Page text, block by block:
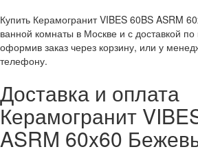
Купить Керамогранит VIBES 60BS ASRM
ванной комнаты в Москве и с доставкой
оформив заказ через корзину, или у
телефону.
Доставка и оплата
Керамогранит
ASRM 60x60